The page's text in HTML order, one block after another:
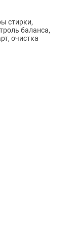
стирки,
баланса,
очистка